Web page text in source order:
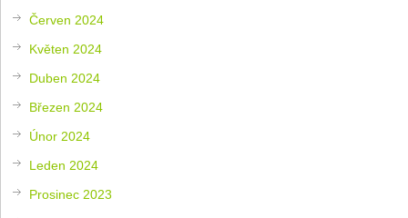
Červen 2024
Květen 2024
Duben 2024
Březen 2024
Únor 2024
Leden 2024
Prosinec 2023